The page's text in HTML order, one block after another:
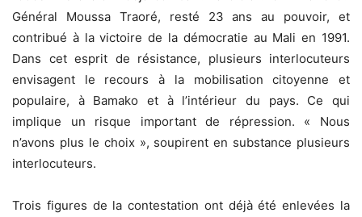
Général Moussa Traoré, resté 23 ans au pouvoir, et
contribué à la victoire de la démocratie au Mali en 1991.
Dans cet esprit de résistance, plusieurs interlocuteurs
envisagent le recours à la mobilisation citoyenne et
populaire, à Bamako et à l’intérieur du pays. Ce qui
implique un risque important de répression. « Nous
n’avons plus le choix », soupirent en substance plusieurs
interlocuteurs.
Trois figures de la contestation ont déjà été enlevées la